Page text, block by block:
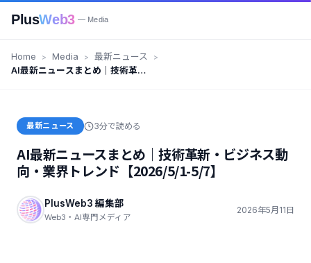
PlusWeb3 — Media
Home Media
最新ニュース
AI最新ニュースまとめ｜技術革
最新ニュース 3分で読める
AI最新ニュースまとめ｜技術革新・ビジネス動
向・業界トレンド【2026/5/1-5/7】
PlusWeb3 編集部
Web3・AI専門メディア
2026年5月11日